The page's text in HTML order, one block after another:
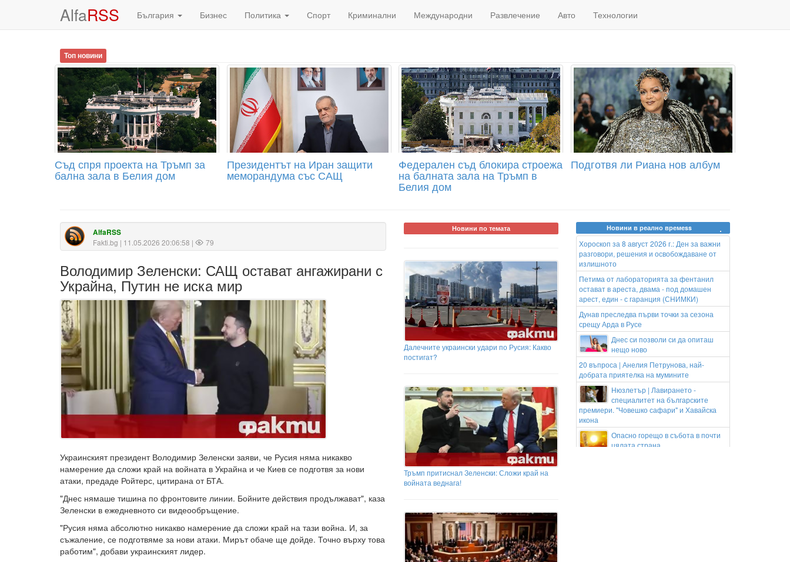
AlfaRSS България Бизнес Политика Спорт Криминални Международни Развлечение Авто Технологии
Топ новини
Съд спря проекта на Тръмп за
бална зала в Белия дом
Президентът на Иран защити
меморандума със САЩ
Федерален съд блокира строежа
на балната зала на Тръмп в
Белия дом
Подготвя ли Риана нов албум
AlfaRSS
Fakti.bg | 11.05.2026 20:06:58 | 79
Володимир Зеленски: САЩ остават ангажирани с
Украйна, Путин не иска мир
Украинският президент Володимир Зеленски заяви, че Русия няма никакво
намерение да сложи край на войната в Украйна и че Киев се подготвя за нови
атаки, предаде Ройтерс, цитирана от БТА.
"Днес нямаше тишина по фронтовите линии. Бойните действия продължават", каза
Зеленски в ежедневното си видеообръщение.
"Русия няма абсолютно никакво намерение да сложи край на тази война. И, за
съжаление, се подготвяме за нови атаки. Мирът обаче ще дойде. Точно върху това
работим", добави украинският лидер.
Новини по темата
Далечните украински удари по Русия: Какво
постигат?
Тръмп притиснал Зеленски: Сложи край на
войната веднага!
Новини в реално времеss
Хороскоп за 8 август 2026 г.: Ден за важни
разговори, решения и освобождаване от
излишното
Петима от лабораторията за фентанил
остават в ареста, двама - под домашен
арест, един - с гаранция (СНИМКИ)
Дунав преследва първи точки за сезона
срещу Арда в Русе
Днес си позволи си да опиташ
нещо ново
20 въпроса | Анелия Петрунова, най-
добрата приятелка на мумините
Нюзлетър | Лавирането -
специалитет на българските
премиери. "Човешко сафари" и Хавайска
икона
Опасно горещо в събота в почти
цялата страна